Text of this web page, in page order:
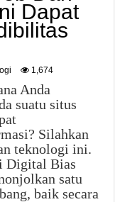
Dapat
1,674
Anda
suatu situs
Silahkan
teknologi ini.
Digital Bias
satu
baik secara